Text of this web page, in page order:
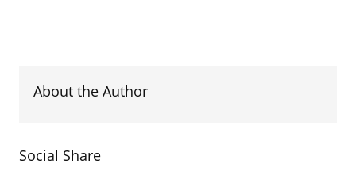
About the Author
Social Share